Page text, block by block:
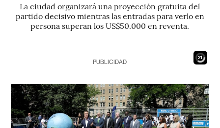
La ciudad organizará una proyección gratuita del
partido decisivo mientras las entradas para verlo en
persona superan los US$50.000 en reventa.
19
PUBLICIDAD